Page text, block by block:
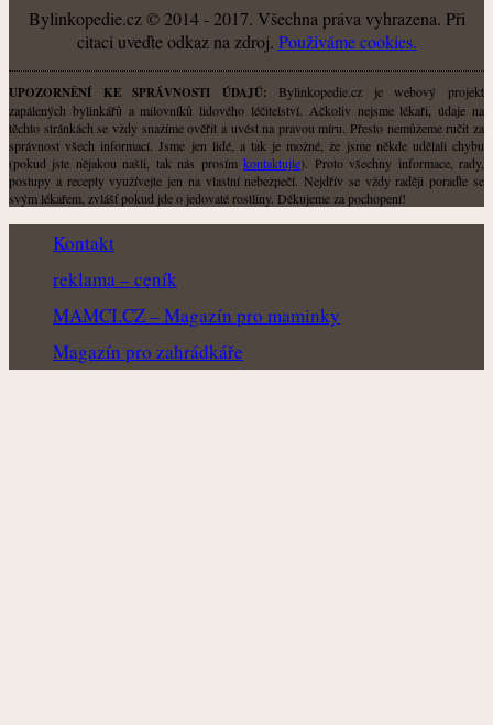
Bylinkopedie.cz © 2014 - 2017. Všechna práva vyhrazena. Při
citaci uveďte odkaz na zdroj. Použiváme cookies.
UPOZORNĚNÍ KE SPRÁVNOSTI ÚDAJŮ: Bylinkopedie.cz je webový projekt
zapálených bylinkářů a milovníků lidového léčitelství. Ačkoliv nejsme lékaři, údaje na
těchto stránkách se vždy snažíme ověřit a uvést na pravou míru. Přesto nemůžeme ručit za
správnost všech informací. Jsme jen lidé, a tak je možné, že jsme někde udělali chybu
(pokud jste nějakou našli, tak nás prosímkontaktujte). Proto všechny informace, rady,
postupy a recepty využívejte jen na vlastní nebezpečí. Nejdřív se vždy raději poraďte se
svým lékařem, zvlášť pokud jde o jedovaté rostliny. Děkujeme za pochopení!
Kontakt
reklama – ceník
MAMCI.CZ – Magazín pro maminky
Magazín pro zahrádkáře